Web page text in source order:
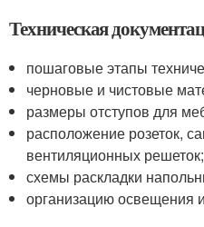
Техническая
пошаговые этапы
черновые и чистовые
размеры отступов для
расположение розеток,
вентиляционных решеток;
схемы раскладки
организацию освещения